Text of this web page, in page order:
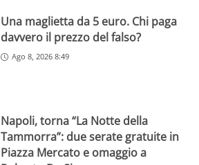
Una maglietta da 5 euro. Chi paga
davvero il prezzo del falso?
Ago 8, 2026 8:49
Napoli, torna “La Notte della
Tammorra”: due serate gratuite in
Piazza Mercato e omaggio a